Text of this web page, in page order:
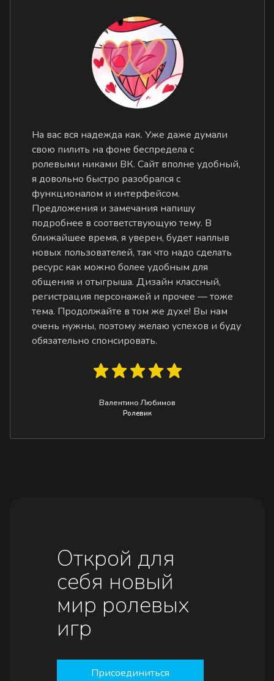
На вас вся надежда как. Уже даже думали
свою пилить на фоне беспредела с
ролевыми никами ВК. Сайт вполне удобный,
я довольно быстро разобрался с
функционалом и интерфейсом.
Предложения и замечания напишу
подробнее в соответствующую тему. В
ближайшее время, я уверен, будет наплыв
новых пользователей, так что надо сделать
ресурс как можно более удобным для
общения и отыгрыша. Дизайн классный,
регистрация персонажей и прочее — тоже
тема. Продолжайте в том же духе! Вы нам
очень нужны, поэтому желаю успехов и буду
обязательно спонсировать.
Валентино Любимов
Ролевик
Открой для
себя новый
мир ролевых
игр
Присоединиться